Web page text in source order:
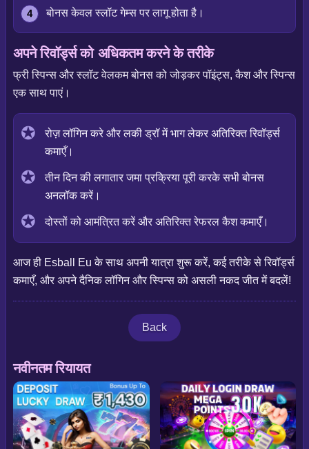
बोनस केवल स्लॉट गेम्स पर लागू होता है।
अपने रिवॉर्ड्स को अधिकतम करने के तरीके
फ्री स्पिन्स और स्लॉट वेलकम बोनस को जोड़कर पॉइंट्स, कैश और स्पिन्स
एक साथ पाएं।
रोज़ लॉगिन करे और लकी ड्रॉ में भाग लेकर अतिरिक्त रिवॉर्ड्स
कमाएँ।
तीन दिन की लगातार जमा प्रक्रिया पूरी करके सभी बोनस
अनलॉक करें।
दोस्तों को आमंत्रित करें और अतिरिक्त रेफरल कैश कमाएँ।
आज ही Esball Eu के साथ अपनी यात्रा शुरू करें, कई तरीके से रिवॉर्ड्स
कमाएँ, और अपने दैनिक लॉगिन और स्पिन्स को असली नकद जीत में बदलें!
Back
नवीनतम रियायत